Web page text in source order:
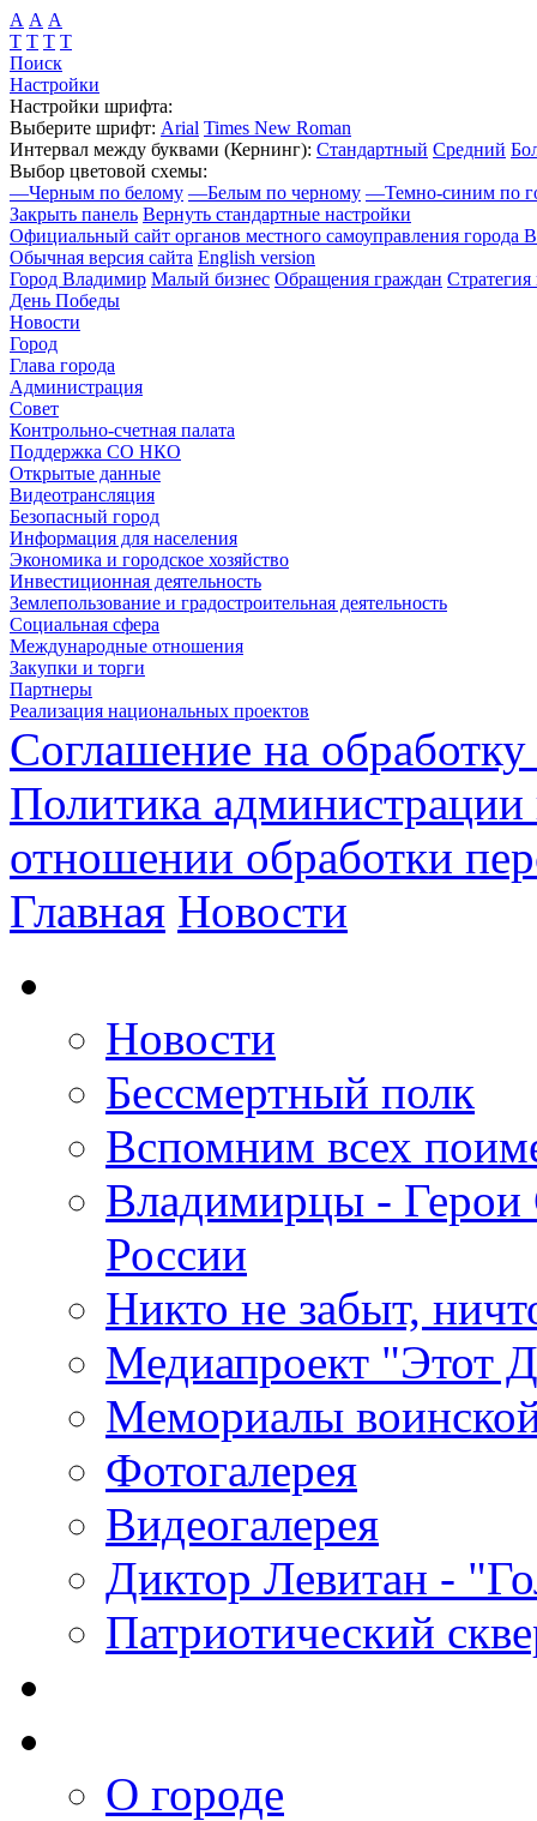
А А А
Т Т Т Т
Поиск
Настройки
Настройки шрифта:
Выберите шрифт: Arial Times New Roman
Интервал между буквами (Кернинг): Стандартный Средний
Выбор цветовой схемы:
—Черным по белому —Белым по черному —Темно-синим по
Закрыть панель Вернуть стандартные настройки
Официальный сайт органов местного самоуправления города
Обычная версия сайта English version
Город Владимир Малый бизнес Обращения граждан Стратегия
День Победы
Новости
Город
Глава города
Администрация
Совет
Контрольно-счетная палата
Поддержка СО НКО
Открытые данные
Видеотрансляция
Безопасный город
Информация для населения
Экономика и городское хозяйство
Инвестиционная деятельность
Землепользование и градостроительная деятельность
Социальная сфера
Международные отношения
Закупки и торги
Партнеры
Реализация национальных проектов
Соглашение на
Политика
отношении обработки
Главная Новости
Новости
Бессмертный полк
Вспомним всех
Владимирцы - Герои
России
Никто не забыт,
Медиапроект "Этот
Мемориалы
Фотогалерея
Видеогалерея
Диктор Левитан -
Патриотический
О городе